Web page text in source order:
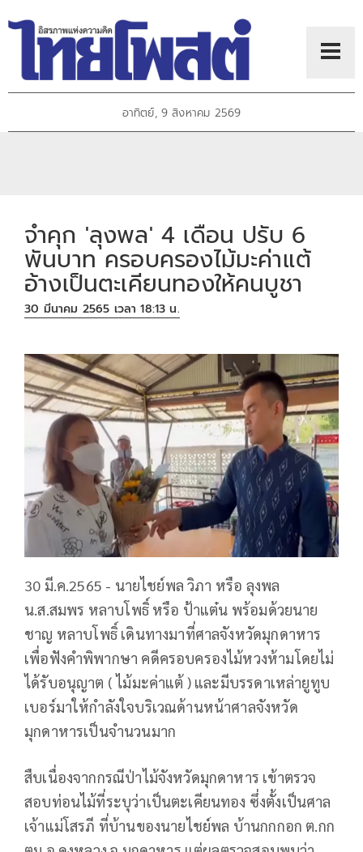
อาทิตย์, 9 สิงหาคม 2569
จำคุก 'ลุงพล' 4 เดือน ปรับ 6
พันบาท ครอบครองไม้มะค่าแต้
อ้างเป็นตะเคียนทองให้คนบูชา
30 มีนาคม 2565 เวลา 18:13 น.
30 มี.ค.2565 - นายไชย์พล วิภา หรือ ลุงพล
น.ส.สมพร หลาบโพธิ์ หรือ ป้าแต๋น พร้อมด้วยนาย
ชาญ หลาบโพธิ์ เดินทางมาที่ศาลจังหวัดมุกดาหาร
เพื่อฟังคำพิพากษา คดีครอบครองไม้หวงห้ามโดยไม่
ได้รับอนุญาต ( ไม้มะค่าแต้ ) และมีบรรดาเหล่ายูทูบ
เบอร์มาให้กำลังใจบริเวณด้านหน้าศาลจังหวัด
มุกดาหารเป็นจำนวนมาก
สืบเนื่องจากกรณีป่าไม้จังหวัดมุกดาหาร เข้าตรวจ
สอบท่อนไม้ที่ระบุว่าเป็นตะเคียนทอง ซึ่งตั้งเป็นศาล
เจ้าแม่โสรภี ที่บ้านของนายไชย์พล บ้านกกกอก ต.กก